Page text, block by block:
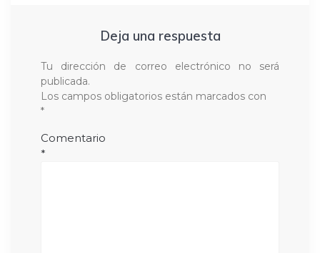
Deja una respuesta
Tu dirección de correo electrónico no será
publicada.
Los campos obligatorios están marcados con
*
Comentario
*